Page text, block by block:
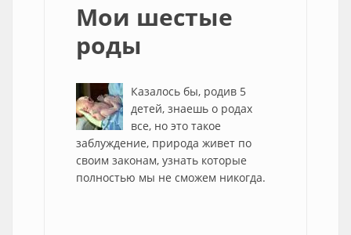
Мои шестые
роды
Казалось бы, родив 5
детей, знаешь о родах
все, но это такое
заблуждение, природа живет по
своим законам, узнать которые
полностью мы не сможем никогда.